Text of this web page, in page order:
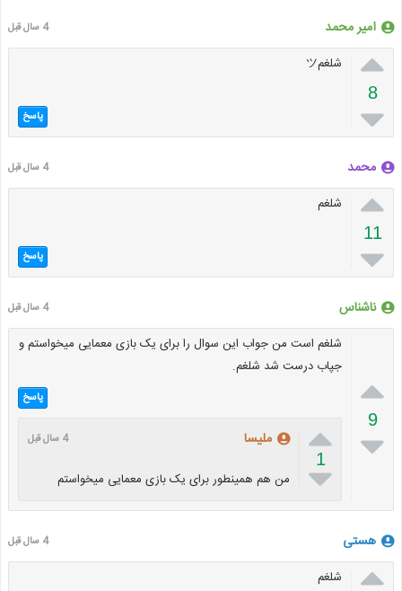
امیر محمد 4 سال قبل

8

شلغمツ
پاسخ
محمد 4 سال قبل

11

شلغم
پاسخ
ناشناس 4 سال قبل

9

شلغم است من جواب این سوال را برای یک بازی معمایی میخواستم و
جپاب درست شد شلغم.
پاسخ

1

ملیسا 4 سال قبل
من هم همینطور برای یک بازی معمایی میخواستم
هستی 4 سال قبل
 شلغم